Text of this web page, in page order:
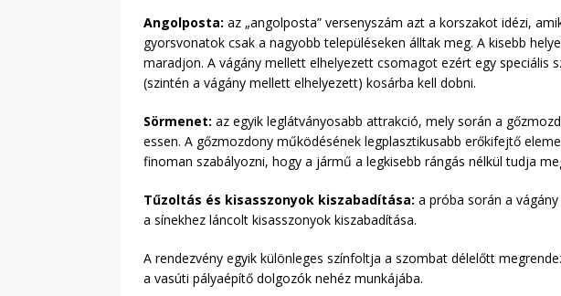
Angolposta: az „angolposta” versenyszám azt a korszakot idézi,
gyorsvonatok csak a nagyobb településeken álltak meg. A kisebb
maradjon. A vágány mellett elhelyezett csomagot ezért egy speciális
(szintén a vágány mellett elhelyezett) kosárba kell dobni.
Sörmenet: az egyik leglátványosabb attrakció, mely során a
essen. A gőzmozdony működésének legplasztikusabb erőkifejtő
finoman szabályozni, hogy a jármű a legkisebb rángás nélkül tudja
Tűzoltás és kisasszonyok kiszabadítása: a próba során a
a sínekhez láncolt kisasszonyok kiszabadítása.
A rendezvény egyik különleges színfoltja a szombat délelőtt
a vasúti pályaépítő dolgozók nehéz munkájába.